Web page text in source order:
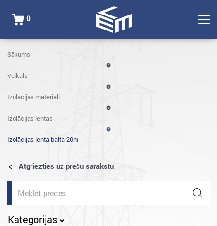
0
Sākums
Veikals
Izolācijas materiāli
Izolācijas lentas
Izolācijas lenta balta 20m
Atgriezties uz preču sarakstu
Products
search
Kategorijas